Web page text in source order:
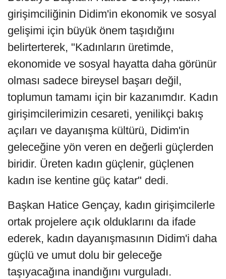
girişimciliğinin Didim'in ekonomik ve sosyal
gelişimi için büyük önem taşıdığını
belirterterek, "Kadınların üretimde,
ekonomide ve sosyal hayatta daha görünür
olması sadece bireysel başarı değil,
toplumun tamamı için bir kazanımdır. Kadın
girişimcilerimizin cesareti, yenilikçi bakış
açıları ve dayanışma kültürü, Didim'in
geleceğine yön veren en değerli güçlerden
biridir. Üreten kadın güçlenir, güçlenen
kadın ise kentine güç katar" dedi.
Başkan Hatice Gençay, kadın girişimcilerle
ortak projelere açık olduklarını da ifade
ederek, kadın dayanışmasının Didim'i daha
güçlü ve umut dolu bir geleceğe
taşıyacağına inandığını vurguladı.